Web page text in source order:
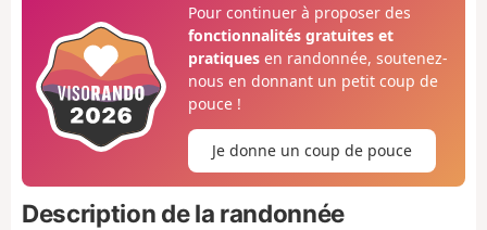
Pour continuer à proposer des
fonctionnalités gratuites et
pratiquesen randonnée, soutenez-
nous en donnant un petit coup de
pouce !
Je donne un coup de pouce
Description de la randonnée